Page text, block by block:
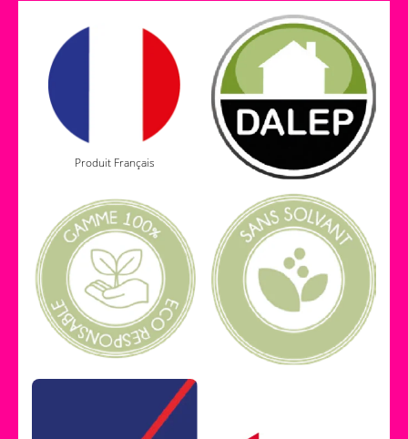
Produit Français